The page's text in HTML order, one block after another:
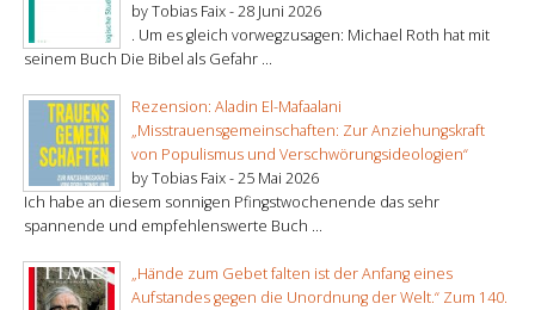
by Tobias Faix -28 Juni 2026
. Um es gleich vorwegzusagen: Michael Roth hat mit
seinem Buch Die Bibel als Gefahr ...
Rezension: Aladin El-Mafaalani
„Misstrauensgemeinschaften: Zur Anziehungskraft
von Populismus und Verschwörungsideologien“
by Tobias Faix -25 Mai 2026
Ich habe an diesem sonnigen Pfingstwochenende das sehr
spannende und empfehlenswerte Buch ...
„Hände zum Gebet falten ist der Anfang eines
Aufstandes gegen die Unordnung der Welt.“ Zum 140.